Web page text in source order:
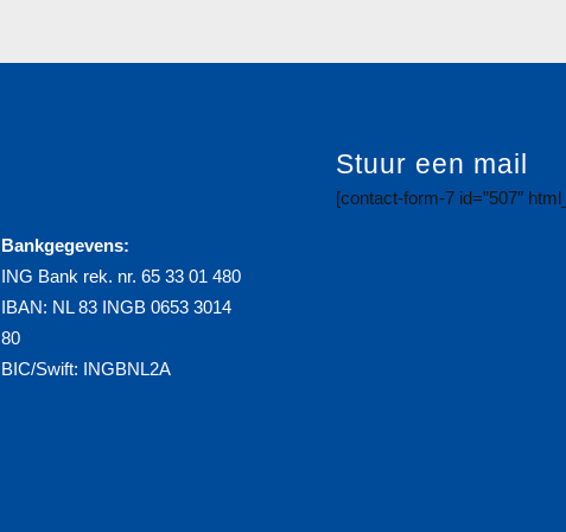
Bankgegevens:
ING Bank rek. nr. 65 33 01 480
IBAN: NL 83 INGB 0653 3014
80
BIC/Swift: INGBNL2A
Stuur een mail
[contact-form-7 id=”507″